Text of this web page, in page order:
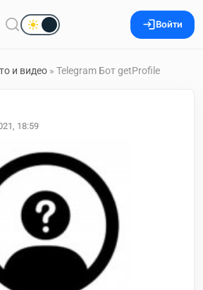
Войти
и видео » Telegram Бот getProfile
18:59